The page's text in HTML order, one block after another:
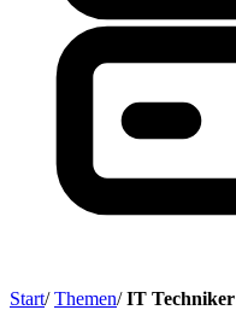
Start/ Themen/ IT